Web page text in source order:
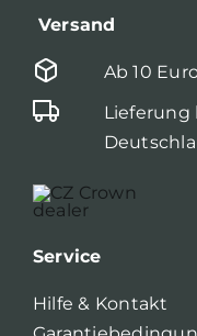
Versand
Ab 10
Lieferung
Service
Hilfe & Kontakt